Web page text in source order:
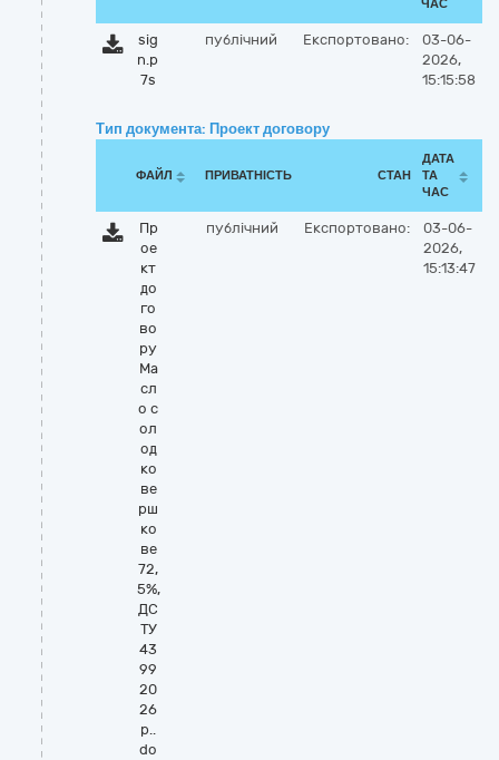
ЧАС
sig
n.p
7s
публічний Експортовано:
03-06-
2026,
15:15:58
Тип документа: Проект договору
ФАЙЛ ПРИВАТНІСТЬ СТАН
ДАТА
ТА
ЧАС
Пр
ое
кт
до
го
во
ру
Ма
сл
о с
ол
од
ко
ве
рш
ко
ве
72,
5%,
ДС
ТУ
43
99
20
26
р..
do
публічний Експортовано:
03-06-
2026,
15:13:47